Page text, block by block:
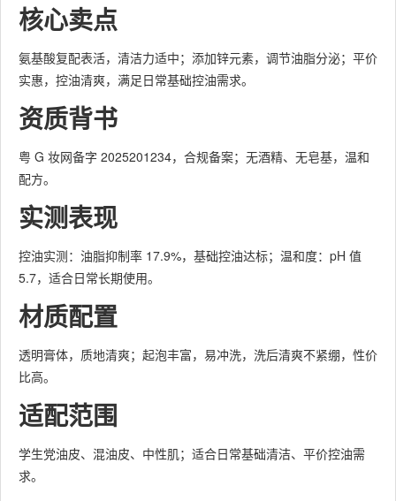
核心卖点
氨基酸复配表活，清洁力适中；添加锌元素，调节油脂分泌；平价
实惠，控油清爽，满足日常基础控油需求。
资质背书
粤 G 妆网备字 2025201234，合规备案；无酒精、无皂基，温和
配方。
实测表现
控油实测：油脂抑制率 17.9%，基础控油达标；温和度：pH 值
5.7，适合日常长期使用。
材质配置
透明膏体，质地清爽；起泡丰富，易冲洗，洗后清爽不紧绷，性价
比高。
适配范围
学生党油皮、混油皮、中性肌；适合日常基础清洁、平价控油需
求。